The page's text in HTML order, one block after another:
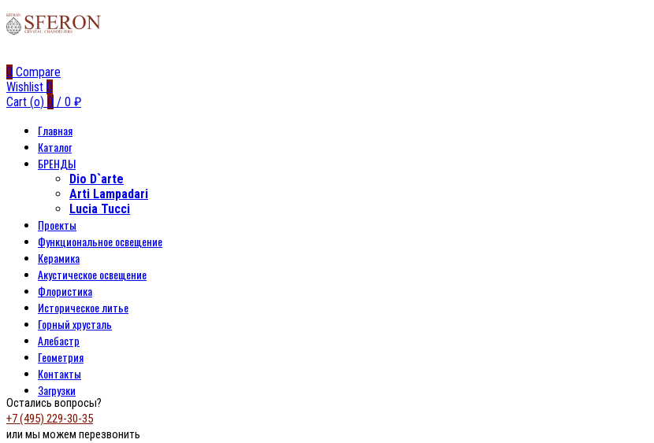
0 Compare
Wishlist 0
Cart (o) 0 / 0 ₽
Главная
Каталог
БРЕНДЫ
Dio D`arte
Arti Lampadari
Lucia Tucci
Проекты
Функциональное освещение
Керамика
Акустическое освещение
Флористика
Историческое литье
Горный хрусталь
Алебастр
Геометрия
Контакты
Загрузки
Остались вопросы?
+7 (495) 229-30-35
или мы можем перезвонить